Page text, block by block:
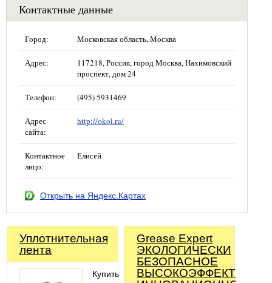
Контактные данные
Город: Московская область, Москва
Адрес:
117218, Россия, город Москва, Нахимовский
проспект, дом 24
Телефон: (495) 5931469
Адрес
сайта:
http://okol.ru/
Контактное
лицо:
Елисей
Открыть на Яндекс.Картах
Уплотнительная
лента
Купить
Grease Expert
ЭКОЛОГИЧЕСКИ
БЕЗОПАСНОЕ